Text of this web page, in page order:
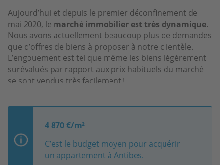
Aujourd’hui et depuis le premier déconfinement de
mai 2020, le marché immobilier est très dynamique.
Nous avons actuellement beaucoup plus de demandes
que d’offres de biens à proposer à notre clientèle.
L’engouement est tel que même les biens légèrement
surévalués par rapport aux prix habituels du marché
se sont vendus très facilement !
4 870 €/m²
C’est le budget moyen pour acquérir
un appartement à Antibes.